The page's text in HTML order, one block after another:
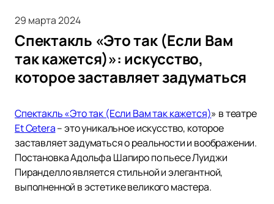
29 марта 2024
Спектакль «Это так (Если Вам
так кажется)»: искусство,
которое заставляет задуматься
Спектакль «Это так (Если Вам так кажется)» в театре
Et Cetera– это уникальное искусство, которое
заставляет задуматься о реальности и воображении.
Постановка Адольфа Шапиро по пьесе Луиджи
Пиранделло является стильной и элегантной,
выполненной в эстетике великого мастера.